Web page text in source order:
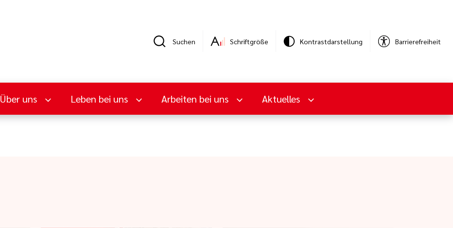
Suchen Schriftgröße Kontrastdarstellung Barrierefreiheit
Über uns Leben bei uns Arbeiten bei uns Aktuelles